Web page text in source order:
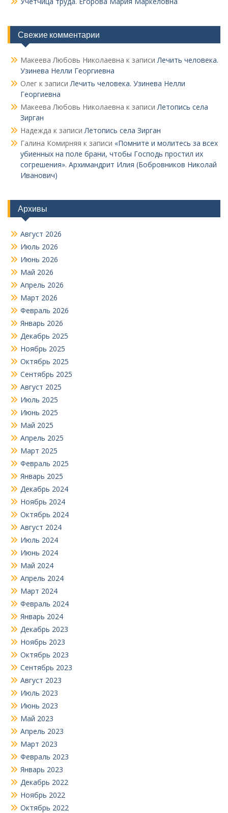
Свежие комментарии
Макеева Любовь Николаевна к записи Лечить человека.
Узинева Нелли Георгиевна
Олег к записи Лечить человека. Узинева Нелли
Георгиевна
Макеева Любовь Николаевна к записи Летопись села
Зирган
Надежда к записи Летопись села Зирган
Галина Комирняя к записи «Помните и молитесь за всех
убиенных на поле брани, чтобы Господь простил их
согрешения». Архимандрит Илия (Бобровников Николай
Иванович)
Архивы
Август 2026
Июль 2026
Июнь 2026
Май 2026
Апрель 2026
Март 2026
Февраль 2026
Январь 2026
Декабрь 2025
Ноябрь 2025
Октябрь 2025
Сентябрь 2025
Август 2025
Июль 2025
Июнь 2025
Май 2025
Апрель 2025
Март 2025
Февраль 2025
Январь 2025
Декабрь 2024
Ноябрь 2024
Октябрь 2024
Август 2024
Июль 2024
Июнь 2024
Май 2024
Апрель 2024
Март 2024
Февраль 2024
Январь 2024
Декабрь 2023
Ноябрь 2023
Октябрь 2023
Сентябрь 2023
Август 2023
Июль 2023
Июнь 2023
Май 2023
Апрель 2023
Март 2023
Февраль 2023
Январь 2023
Декабрь 2022
Ноябрь 2022
Октябрь 2022